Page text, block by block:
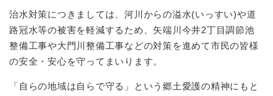
治水対策につきましては、河川からの溢水(いっすい)や道
路冠水等の被害を軽減するため、矢端川今井2丁目調節池
整備工事や大門川整備工事などの対策を進めて市民の皆様
の安全・安心を守ってまいります。
「自らの地域は自らで守る」という郷土愛護の精神にもと